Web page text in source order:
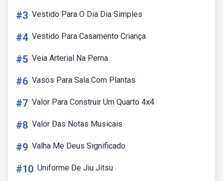
#3 Vestido Para O Dia Dia Simples
#4 Vestido Para Casamento Criança
#5 Veia Arterial Na Perna
#6 Vasos Para Sala Com Plantas
#7 Valor Para Construir Um Quarto 4x4
#8 Valor Das Notas Musicais
#9 Valha Me Deus Significado
#10 Uniforme De Jiu Jitsu